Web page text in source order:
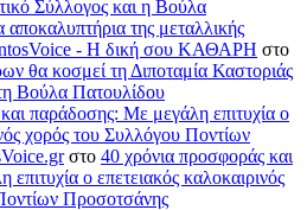
Σύλλογος και η Βούλα
της μεταλλικής
- H δική σου ΚΑΘΑΡΗ στο
θα κοσμεί τη Διποταμία Καστοριάς
Βούλα Πατουλίδου
παράδοσης: Με μεγάλη επιτυχία ο
χορός του Συλλόγου Ποντίων
στο 40 χρόνια προσφοράς και
ο επετειακός καλοκαιρινός
Προσοτσάνης